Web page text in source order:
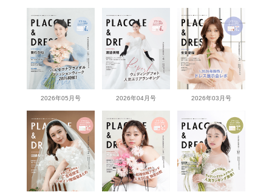
2026年05月号 2026年04月号 2026年03月号